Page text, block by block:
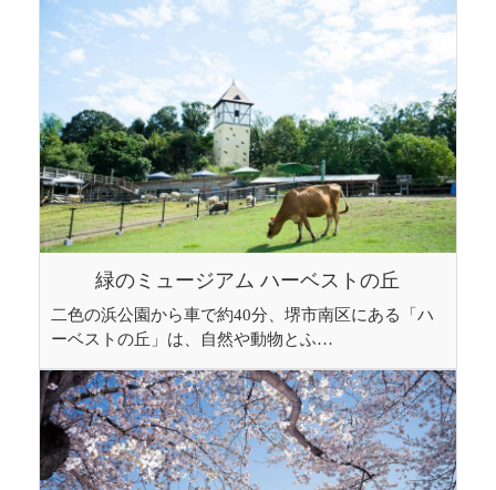
緑のミュージアム ハーベストの丘
二色の浜公園から車で約40分、堺市南区にある「ハ
ーベストの丘」は、自然や動物とふ…